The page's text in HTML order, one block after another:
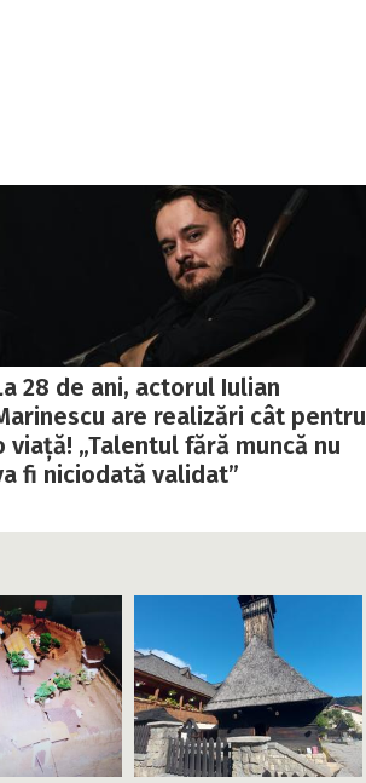
28 de ani, actorul Iulian
are realizări cât pentru
viață! „Talentul fără muncă nu
fi niciodată validat”